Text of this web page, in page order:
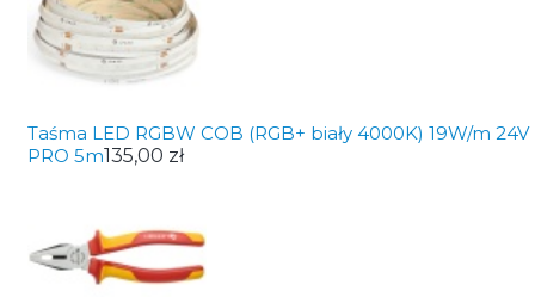
Taśma LED RGBW COB (RGB+ biały 4000K) 19W/m 24V
PRO 5m135,00 zł